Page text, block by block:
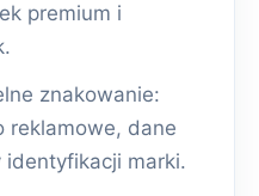
premium i
znakowanie:
reklamowe, dane
marki.